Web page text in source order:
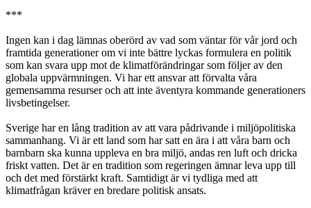
***
Ingen kan i dag lämnas oberörd av vad som väntar för vår jord och
framtida generationer om vi inte bättre lyckas formulera en politik
som kan svara upp mot de klimatförändringar som följer av den
globala uppvärmningen. Vi har ett ansvar att förvalta våra
gemensamma resurser och att inte äventyra kommande generationers
livsbetingelser.
Sverige har en lång tradition av att vara pådrivande i miljöpolitiska
sammanhang. Vi är ett land som har satt en ära i att våra barn och
barnbarn ska kunna uppleva en bra miljö, andas ren luft och dricka
friskt vatten. Det är en tradition som regeringen ämnar leva upp till
och det med förstärkt kraft. Samtidigt är vi tydliga med att
klimatfrågan kräver en bredare politisk ansats.